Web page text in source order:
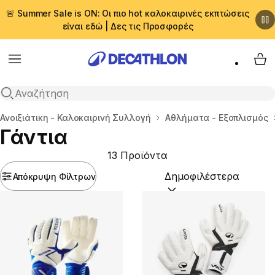
🚨 Summer Sale is ON: Οι πιο hot καλοκαιρινές εκπτώσεις
είναι εδώ | Δες τις Προσφορές
Menu
Αναζήτηση
My
Αρχική σελίδα
Ανοιξιάτικη - Καλοκαιρινή Συλλογή Αθλήματα - Εξοπλισμός
Γάντια
Απόκρυψη Φίλτρων
13 Προϊόντα
Ταξινόμηση κατά: